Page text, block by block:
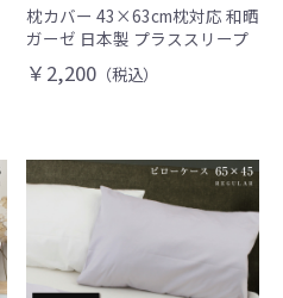
枕カバー 43×63cm枕対応 和晒
ガーゼ 日本製 プラススリープ
￥2,200 （税込）